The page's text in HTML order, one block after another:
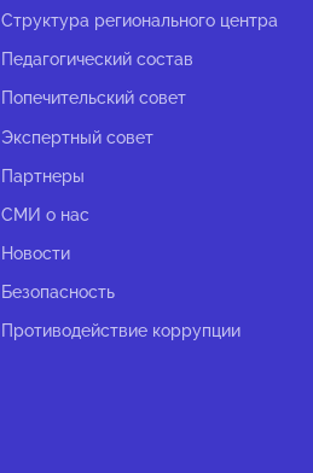
Структура регионального центра
Педагогический состав
Попечительский совет
Экспертный совет
Партнеры
СМИ о нас
Новости
Безопасность
Противодействие коррупции